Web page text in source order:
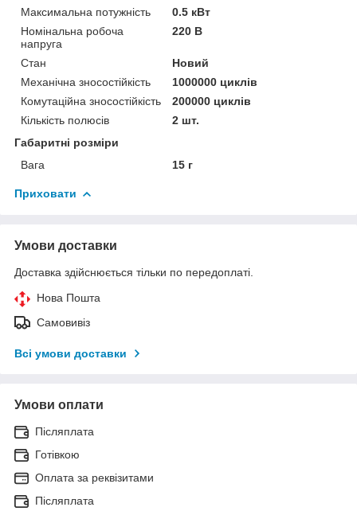
Максимальна потужність
0.5 кВт
Номінальна робоча
напруга
220 В
Стан
Новий
Механічна зносостійкість
1000000 циклів
Комутаційна зносостійкість
200000 циклів
Кількість полюсів
2 шт.
Габаритні розміри
Вага
15 г
Приховати
Умови доставки
Доставка здійснюється тільки по передоплаті.
Нова Пошта
Самовивіз
Всі умови доставки
Умови оплати
Післяплата
Готівкою
Оплата за реквізитами
Післяплата